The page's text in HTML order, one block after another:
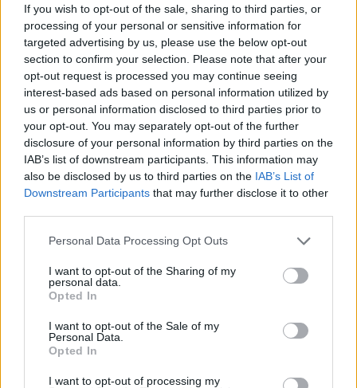
If you wish to opt-out of the sale, sharing to third parties, or
processing of your personal or sensitive information for
targeted advertising by us, please use the below opt-out
section to confirm your selection. Please note that after your
opt-out request is processed you may continue seeing
interest-based ads based on personal information utilized by
us or personal information disclosed to third parties prior to
your opt-out. You may separately opt-out of the further
disclosure of your personal information by third parties on the
IAB’s list of downstream participants. This information may
also be disclosed by us to third parties on the IAB’s List of
Downstream Participants that may further disclose it to other
Personal Data Processing Opt Outs
I want to opt-out of the Sharing of my
personal data.
Opted In
I want to opt-out of the Sale of my
Personal Data.
Opted In
I want to opt-out of processing my
Ιπτάμενα ραντάρ EMB-145H Erieye: Η
ανάγκη εκσυγχρονισμού και το υψηλό
κόστος
Η πρώτη προσφορά αναβάθμισης αγγίζει το 1
δισεκατομμύριο ευρώ για τα τέσσερα ιπτάμενα
ραντάρ EMB-145H, ποσό που θεωρείται
απαγορευτικό.
14 ΣΕΠ. 2025, 07:34